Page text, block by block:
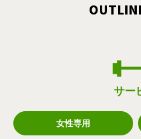
サー
女性専用